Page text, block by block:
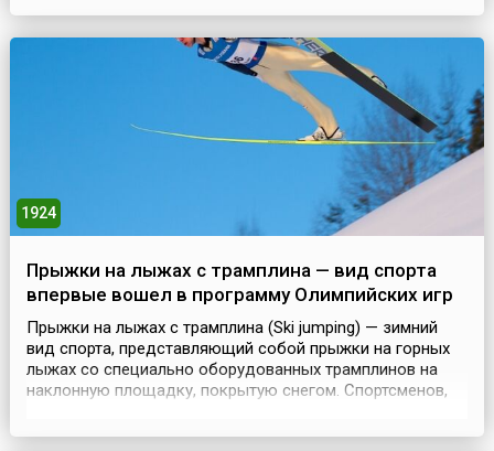
— Nordic combined, или «северная комбинация»). Со
массово проводить зимние карнавалы и фестива...
1924
Прыжки на лыжах с трамплина — вид спорта
впервые вошел в программу Олимпийских игр
Прыжки на лыжах с трамплина (Ski jumping) — зимний
вид спорта, представляющий собой прыжки на горных
лыжах со специально оборудованных трамплинов на
наклонную площадку, покрытую снегом. Спортсменов,
«летающими лыжниками». Они должны обладать